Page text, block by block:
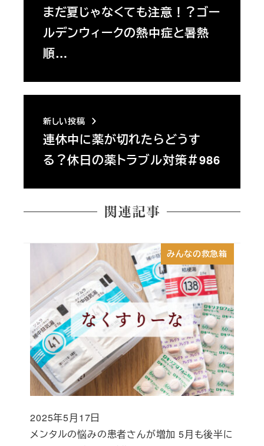
まだ夏じゃなくても注意！？ゴー
ルデンウィークの熱中症と暑熱
順…
新しい投稿
連休中に薬が切れたらどうす
る？休日の薬トラブル対策＃986
関連記事
みんなの救急箱
メンタルの悩みの患者さんが増加 5月も後半に
投稿日
2025年5月17日